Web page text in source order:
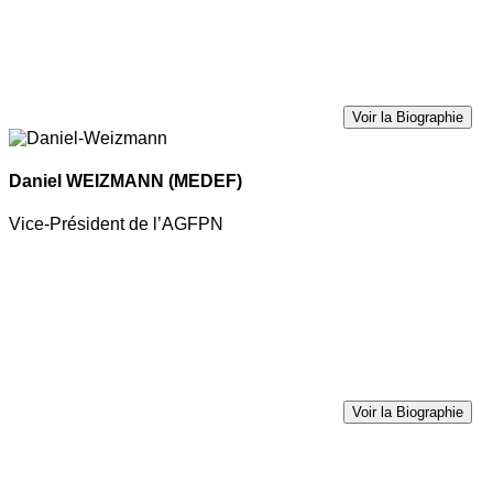
Voir la Biographie
Daniel WEIZMANN (MEDEF)
Vice-Président de l’AGFPN
Voir la Biographie